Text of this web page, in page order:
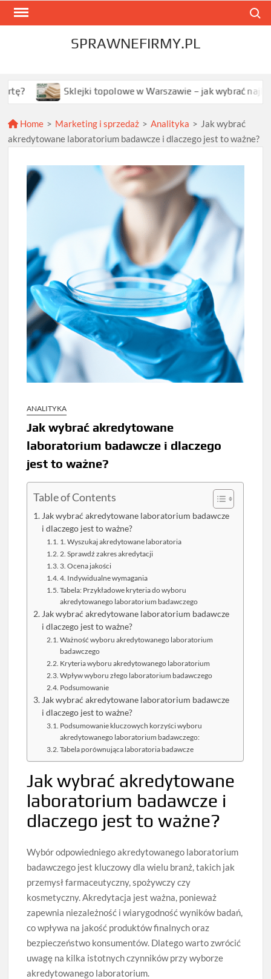
Skip
SPRAWNEFIRMY.PL
Sklejki topolowe w Warszawie – jak wybrać najlepszą opcję
Home > Marketing i sprzedaż > Analityka > Jak wybrać
akredytowane laboratorium badawcze i dlaczego jest to ważne?
ANALITYKA
Jak wybrać akredytowane
laboratorium badawcze i dlaczego
jest to ważne?
Table of Contents
Jak wybrać akredytowane laboratorium badawcze
i dlaczego jest to ważne?
1. Wyszukaj akredytowane laboratoria
2. Sprawdź zakres akredytacji
3. Ocena jakości
4. Indywidualne wymagania
Tabela: Przykładowe kryteria do wyboru
akredytowanego laboratorium badawczego
Jak wybrać akredytowane laboratorium badawcze
i dlaczego jest to ważne?
Ważność wyboru akredytowanego laboratorium
badawczego
Kryteria wyboru akredytowanego laboratorium
Wpływ wyboru złego laboratorium badawczego
Podsumowanie
Jak wybrać akredytowane laboratorium badawcze
i dlaczego jest to ważne?
Podsumowanie kluczowych korzyści wyboru
akredytowanego laboratorium badawczego:
Tabela porównująca laboratoria badawcze
Jak wybrać akredytowane
laboratorium badawcze i
dlaczego jest to ważne?
Wybór odpowiedniego akredytowanego laboratorium
badawczego jest kluczowy dla wielu branż, takich jak
przemysł farmaceutyczny, spożywczy czy
kosmetyczny. Akredytacja jest ważna, ponieważ
zapewnia niezależność i wiarygodność wyników badań,
co wpływa na jakość produktów finalnych oraz
bezpieczeństwo konsumentów. Dlatego warto zwrócić
uwagę na kilka istotnych czynników przy wyborze
akredytowanego laboratorium.